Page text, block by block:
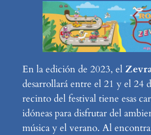
En la edición de 2023, el
desarrollará entre el 21 y el 24
recinto del festival tiene esas
idóneas para disfrutar del
música y el verano. Al